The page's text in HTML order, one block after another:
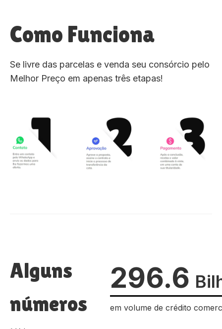
Como Funciona
Se livre das parcelas e venda seu consórcio pelo
Melhor Preço em apenas três etapas!
Alguns
números
296.6
em volume de crédito